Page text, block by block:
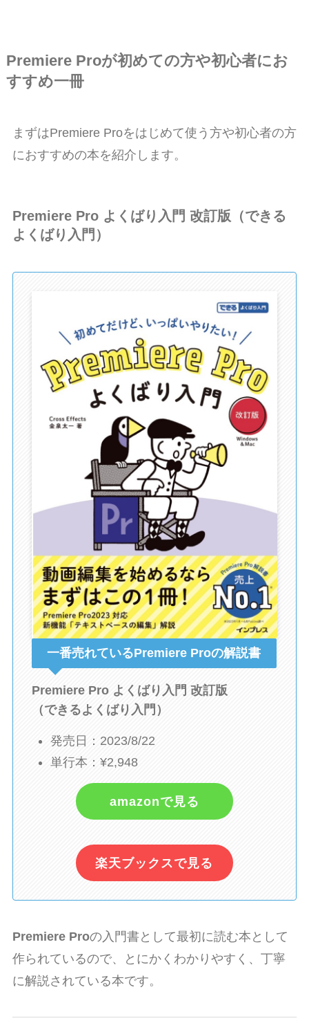
Premiere Proが初めての方や初心者にお
すすめ一冊
まずはPremiere Proをはじめて使う方や初心者の方
におすすめの本を紹介します。
Premiere Pro よくばり入門 改訂版（できる
よくばり入門）
一番売れているPremiere Proの解説書
Premiere Pro よくばり入門 改訂版
（できるよくばり入門）
発売日：2023/8/22
単行本：¥2,948
amazonで見る
楽天ブックスで見る
Premiere Proの入門書として最初に読む本として
作られているので、とにかくわかりやすく、丁寧
に解説されている本です。